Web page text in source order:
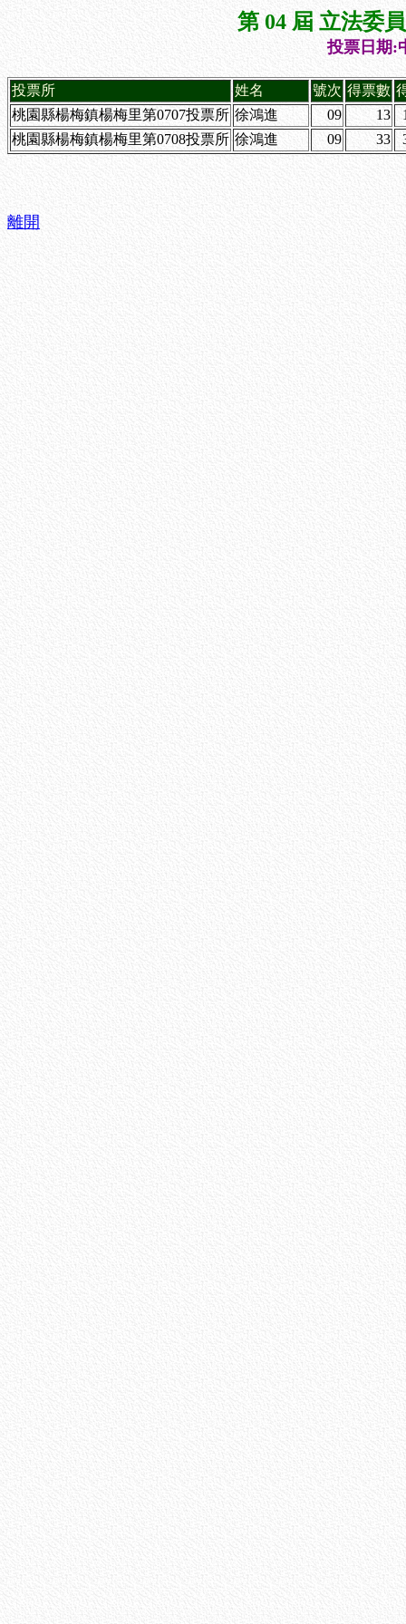
第 04 屆 立法委
投票日期:
投票所 姓名 號次 得票數
桃園縣楊梅鎮楊梅里第0707投票所 徐鴻進 09 13
桃園縣楊梅鎮楊梅里第0708投票所 徐鴻進 09 33
離開